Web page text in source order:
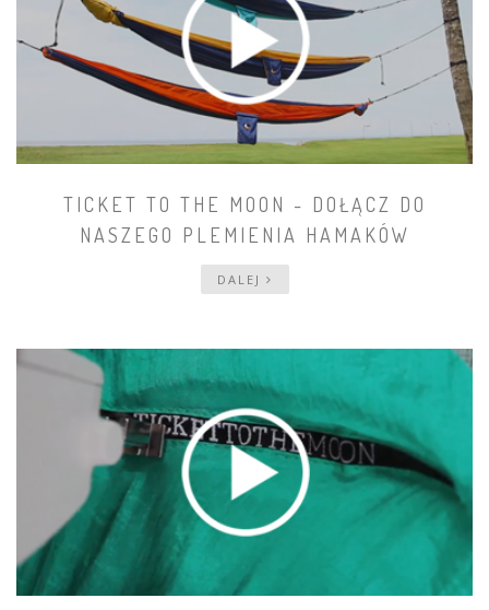
TICKET TO THE MOON - DOŁĄCZ DO
NASZEGO PLEMIENIA HAMAKÓW
DALEJ